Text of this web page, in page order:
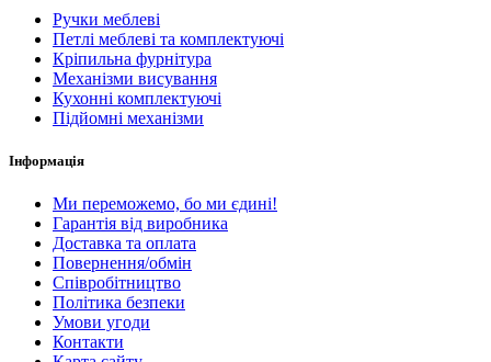
Ручки меблеві
Петлі меблеві та комплектуючі
Кріпильна фурнітура
Механізми висування
Кухонні комплектуючі
Підйомні механізми
Інформація
Ми переможемо, бо ми єдині!
Гарантія від виробника
Доставка та оплата
Повернення/обмін
Співробітництво
Політика безпеки
Умови угоди
Контакти